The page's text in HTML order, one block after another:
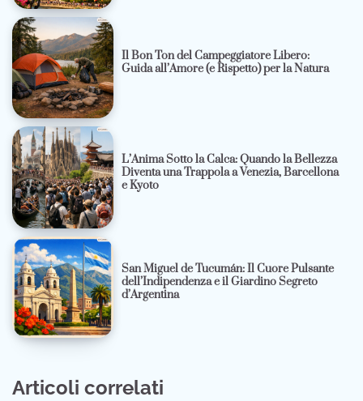
Il Bon Ton del Campeggiatore Libero:
Guida all’Amore (e Rispetto) per la Natura
L’Anima Sotto la Calca: Quando la Bellezza
Diventa una Trappola a Venezia, Barcellona
e Kyoto
San Miguel de Tucumán: Il Cuore Pulsante
dell’Indipendenza e il Giardino Segreto
d’Argentina
Articoli correlati